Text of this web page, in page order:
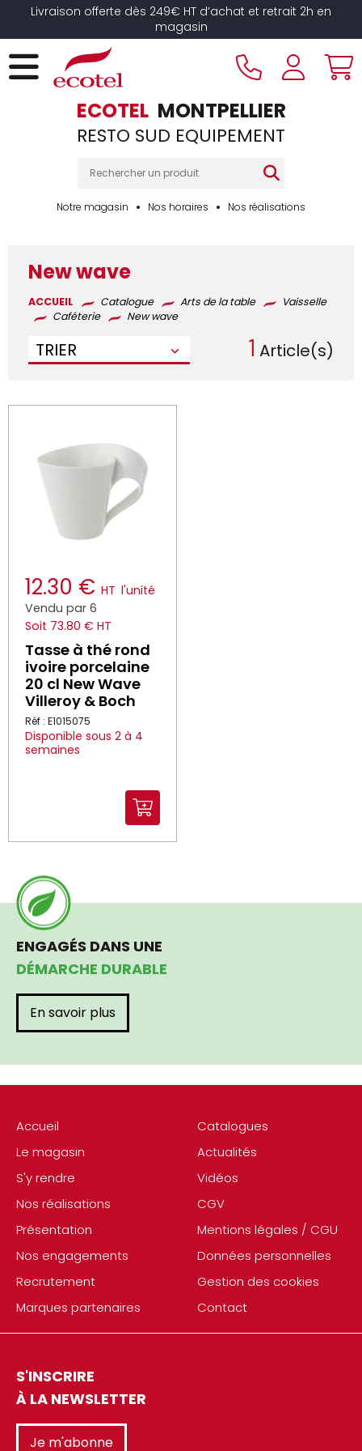
Livraison offerte dès 249€ HT d’achat et retrait 2h en
magasin
ECOTEL MONTPELLIER
RESTO SUD EQUIPEMENT
Notre magasin Nos horaires Nos réalisations
New wave
ACCUEIL Catalogue Arts de la table
Vaisselle
Caféterie
New wave
TRIER 1 Article(s)
12.30 € HT l'unité
Vendu par 6
Soit 73.80 € HT
Tasse à thé rond
ivoire porcelaine
20 cl New Wave
Villeroy & Boch
Réf : E1015075
Disponible sous 2 à 4
semaines
Accueil
Le magasin
S'y rendre
Nos réalisations
Présentation
Nos engagements
Recrutement
Marques partenaires
Catalogues
Actualités
Vidéos
CGV
Mentions légales / CGU
Données personnelles
Gestion des cookies
Contact
S'INSCRIRE
À LA NEWSLETTER
Je m'abonne
ENGAGÉS DANS UNE
DÉMARCHE DURABLE
En savoir plus
Panneau de gestion des cookies